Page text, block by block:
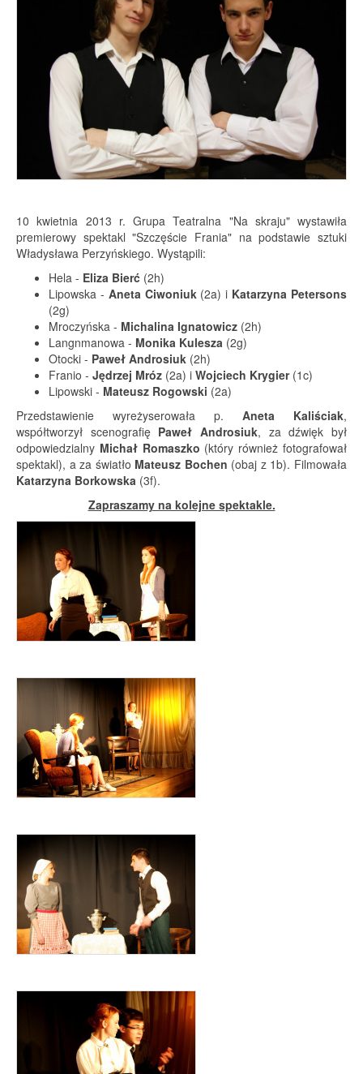
10 kwietnia 2013 r. Grupa Teatralna "Na skraju" wystawiła
premierowy spektakl "Szczęście Frania" na podstawie sztuki
Władysława Perzyńskiego. Wystąpili:
Hela - Eliza Bierć (2h)
Lipowska - Aneta Ciwoniuk(2a) i Katarzyna Petersons
(2g)
Mroczyńska - Michalina Ignatowicz (2h)
Langnmanowa - Monika Kulesza (2g)
Otocki - Paweł Androsiuk (2h)
Franio - Jędrzej Mróz (2a) i Wojciech Krygier(1c)
Lipowski - Mateusz Rogowski (2a)
Przedstawienie wyreżyserowała p. Aneta Kaliściak,
współtworzył scenografię Paweł Androsiuk, za dźwięk był
odpowiedzialny Michał Romaszko (który również fotografował
spektakl), a za światło Mateusz Bochen (obaj z 1b). Filmowała
Katarzyna Borkowska (3f).
Zapraszamy na kolejne spektakle.